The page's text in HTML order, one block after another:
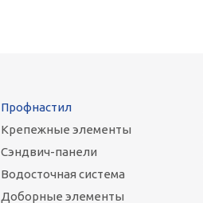
Профнастил
Крепежные элементы
Сэндвич-панели
Водосточная система
Доборные элементы